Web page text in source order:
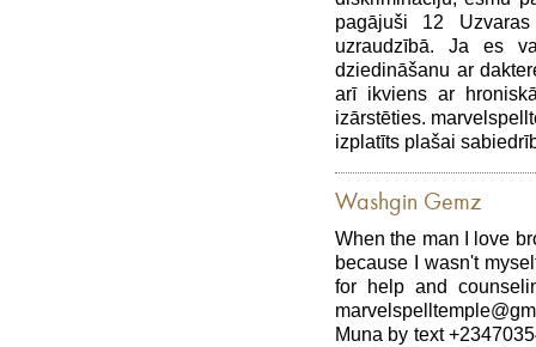
pagājuši 12
uzraudzībā. Ja es
dziedināšanu ar
arī ikviens ar
izārstēties.
izplatīts plašai
Washgin Gemz
When the man I love
because I wasn't
for help and
Muna by text